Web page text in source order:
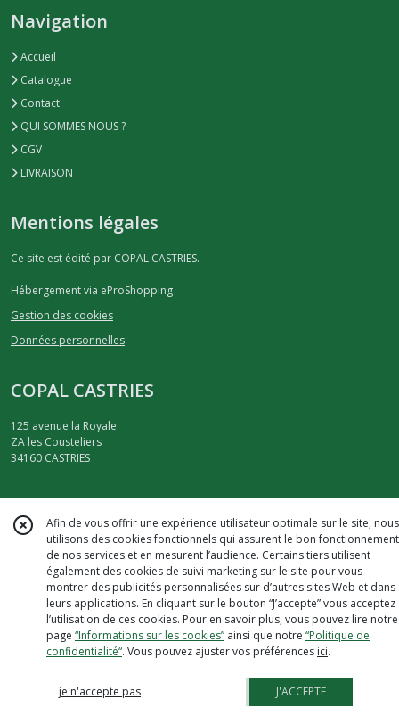
Navigation
Accueil
Catalogue
Contact
QUI SOMMES NOUS ?
CGV
LIVRAISON
Mentions légales
Ce site est édité par COPAL CASTRIES.
Hébergement via eProShopping
Gestion des cookies
Données personnelles
COPAL CASTRIES
125 avenue la Royale
ZA les Cousteliers
34160 CASTRIES
Suivez nous
Afin de vous offrir une expérience utilisateur optimale sur le site, nous
utilisons des cookies fonctionnels qui assurent le bon fonctionnement
de nos services et en mesurent l’audience. Certains tiers utilisent
également des cookies de suivi marketing sur le site pour vous
montrer des publicités personnalisées sur d’autres sites Web et dans
leurs applications. En cliquant sur le bouton “J’accepte” vous acceptez
l’utilisation de ces cookies. Pour en savoir plus, vous pouvez lire notre
page “Informations sur les cookies” ainsi que notre “Politique de
confidentialité“. Vous pouvez ajuster vos préférences ici.
je n'accepte pas J'ACCEPTE